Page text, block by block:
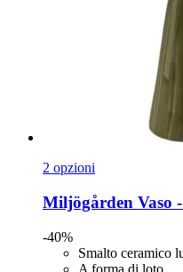
2 opzioni
Miljögården Vaso
-40%
Smalto ceramico
A forma di loto